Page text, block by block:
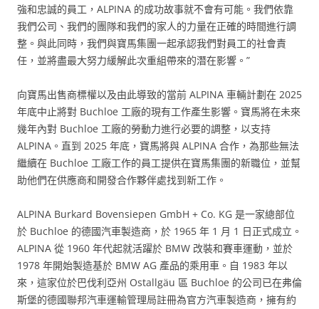
強和忠誠的員工，ALPINA 的成功故事就不會有可能。我們依靠
我們公司、我們的團隊和我們的家人的力量在正確的時間進行調
整。與此同時，我們與寶馬集團一起承認我們對員工的社會責
任，並將盡最大努力緩解此次重組帶來的潛在影響。”
向寶馬出售商標權以及由此導致的當前 ALPINA 車輛計劃在 2025
年底中止將對 Buchloe 工廠的現有工作產生影響。寶馬將在未來
幾年內對 Buchloe 工廠的勞動力進行必要的調整，以支持
ALPINA。直到 2025 年底，寶馬將與 ALPINA 合作，為那些無法
繼續在 Buchloe 工廠工作的員工提供在寶馬集團的新職位，並幫
助他們在供應商和開發合作夥伴處找到新工作。
ALPINA Burkard Bovensiepen GmbH + Co. KG 是一家總部位
於 Buchloe 的德國汽車製造商，於 1965 年 1 月 1 日正式成立。
ALPINA 從 1960 年代起就活躍於 BMW 改裝和賽車運動，並於
1978 年開始製造基於 BMW AG 產品的乘用車。自 1983 年以
來，這家位於巴伐利亞州 Ostallgäu 區 Buchloe 的公司已在弗倫
斯堡的德國聯邦汽車運輸管理局註冊為官方汽車製造商，擁有約